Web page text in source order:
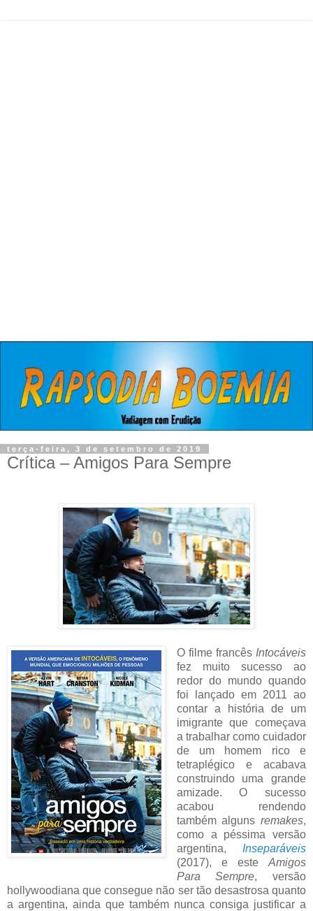
terça-feira, 3 de setembro de 2019
Crítica – Amigos Para Sempre
O filme francês Intocáveis
fez muito sucesso ao
redor do mundo quando
foi lançado em 2011 ao
contar a história de um
imigrante que começava
a trabalhar como cuidador
de um homem rico e
tetraplégico e acabava
construindo uma grande
amizade. O sucesso
acabou rendendo
também alguns remakes,
como a péssima versão
argentina, Inseparáveis
(2017), e este Amigos
Para Sempre, versão
hollywoodiana que consegue não ser tão desastrosa quanto
a argentina, ainda que também nunca consiga justificar a